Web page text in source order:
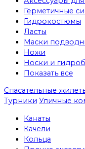
Герметичные
Гидрокостюмы
Ласты
Маски
Ножи
Носки и
Показать все
Спасательные
Турники Уличные
Канаты
Качели
Кольца